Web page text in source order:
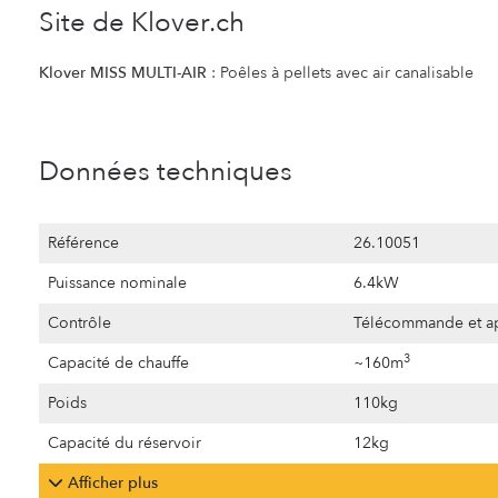
Site de Klover.ch
Klover MISS MULTI-AIR : Poêles à pellets avec air canalisable
Données techniques
Référence
26.10051
Puissance nominale
6.4kW
Contrôle
Télécommande et
Capacité de chauffe
~160m3
Poids
110kg
Capacité du réservoir
12kg
Afficher plus